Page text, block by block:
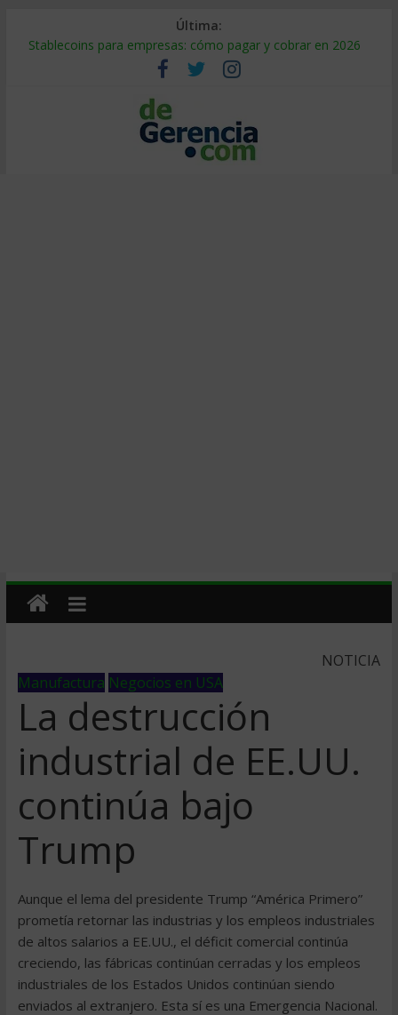
Última:
Stablecoins para empresas: cómo pagar y cobrar en 2026
Despido silencioso: qué es y por qué sale tan caro
IA en selección de personal: cómo auditarla a tiempo
Trabajo forzoso en la cadena de suministro: qué hacer
Mercado hispano de EE. UU.: cómo segmentarlo y venderle
NOTICIA
Manufactura Negocios en USA
La destrucción
industrial de EE.UU.
continúa bajo
Trump
Aunque el lema del presidente Trump “América Primero”
prometía retornar las industrias y los empleos industriales
de altos salarios a EE.UU., el déficit comercial continúa
creciendo, las fábricas continúan cerradas y los empleos
industriales de los Estados Unidos continúan siendo
enviados al extranjero. Esta sí es una Emergencia Nacional.